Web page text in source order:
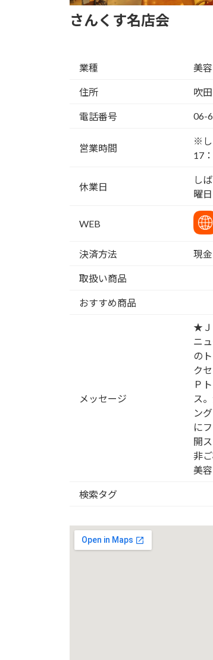
さんくす名店会
業種 美
住所 吹
電話番号 06-
営業時間
※し
17
休業日
し
曜
WEB
決済方法 現金
取扱い商品
おすすめ商品
メッセージ
★Ｊ
ニ
の
ク
Ｐ
ス
ン
に
開
非
美
検索タグ